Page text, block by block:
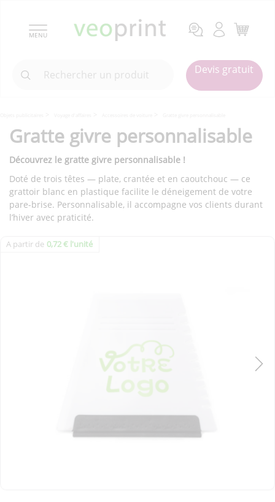
MENU
Devis gratuit
Gratte givre personnalisable
Découvrez le gratte givre personnalisable !
Doté de trois têtes — plate, crantée et en caoutchouc — ce
grattoir blanc en plastique facilite le déneigement de votre
pare-brise. Personnalisable, il accompagne vos clients durant
l’hiver avec praticité.
A partir de 0,72 € l'unité